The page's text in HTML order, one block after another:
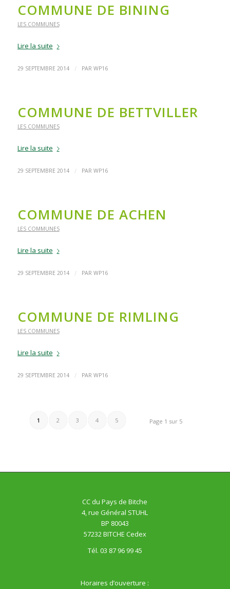
COMMUNE DE BINING
LES COMMUNES
Lire la suite
29 SEPTEMBRE 2014 / PAR WP16
COMMUNE DE BETTVILLER
LES COMMUNES
Lire la suite
29 SEPTEMBRE 2014 / PAR WP16
COMMUNE DE ACHEN
LES COMMUNES
Lire la suite
29 SEPTEMBRE 2014 / PAR WP16
COMMUNE DE RIMLING
LES COMMUNES
Lire la suite
29 SEPTEMBRE 2014 / PAR WP16
Page 1 sur 5
1 2 3 4 5
CC du Pays de Bitche
4, rue Général STUHL
BP 80043
57232 BITCHE Cedex
Tél. 03 87 96 99 45
Horaires d’ouverture :